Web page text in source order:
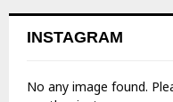
INSTAGRAM
No any image found.